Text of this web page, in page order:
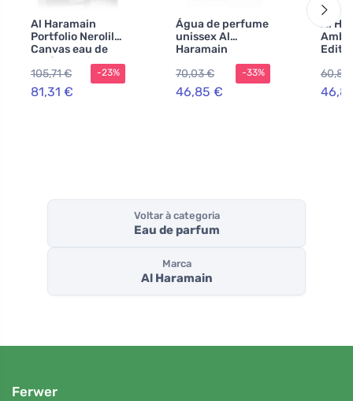
Al Haramain
Portfolio Nerolil
Canvas eau de
parfum unissex
75 ml
105,71 €
81,31 €
-23%
Água de perfume
unissex Al
Haramain
Junoon 75 ml
70,03 €
46,85 €
-33%
Al
60,89
Voltar à categoria
Eau de parfum
Marca
Al Haramain
Ferwer